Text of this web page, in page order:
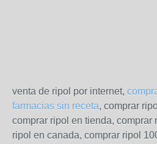
venta de ripol por internet,
farmacias sin receta, comprar
comprar ripol en tienda, comprar
ripol en canada, comprar ripol